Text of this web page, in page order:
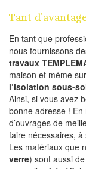
Tant
En tant que
nous fournissons
travaux
maison et même
l’isolation sous-
Ainsi, si vous avez
bonne adresse !
d’ouvrages de
faire nécessaires,
Les matériaux que
verre) sont aussi